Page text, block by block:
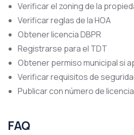
Verificar el zoning de la
Verificar reglas de la HOA
Obtener licencia DBPR
Registrarse para el TDT
Obtener permiso municipal si
Verificar requisitos de
Publicar con número de licencia
FAQ